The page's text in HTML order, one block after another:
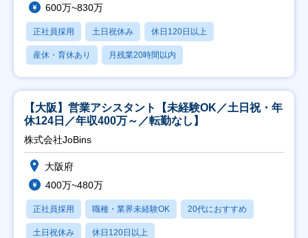
600万~830万
正社員採用 土日祝休み 休日120日以上
産休・育休あり 月残業20時間以内
【大阪】営業アシスタント【未経験OK／土日祝・年
休124日／年収400万～／転勤なし】
株式会社JoBins
大阪府
400万~480万
正社員採用 職種・業界未経験OK 20代におすすめ
土日祝休み 休日120日以上